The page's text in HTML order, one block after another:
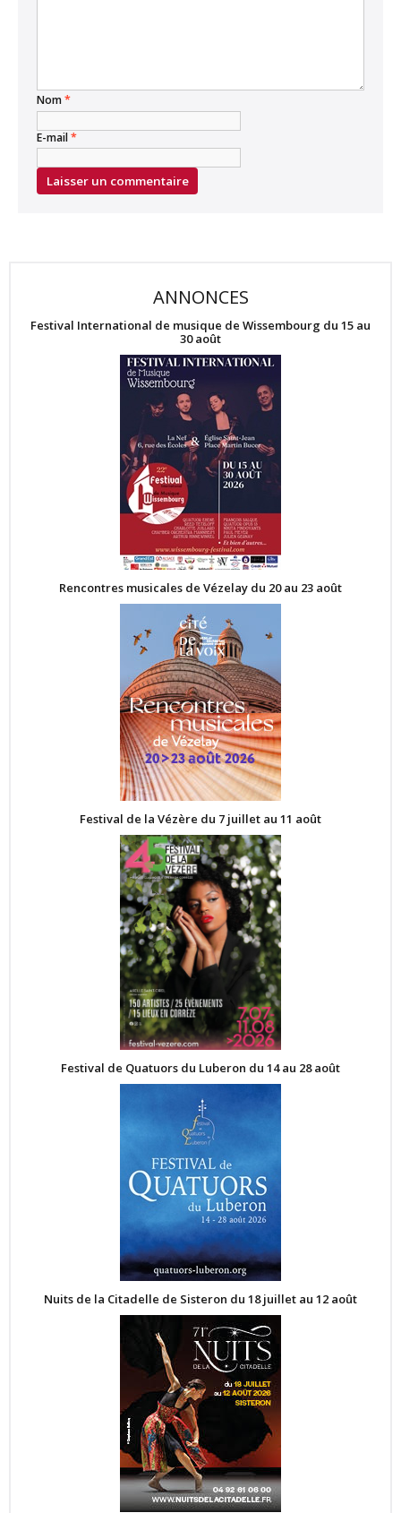
Nom*
E-mail*
ANNONCES
Festival International de musique de Wissembourg du 15 au
30 août
Rencontres musicales de Vézelay du 20 au 23 août
Festival de la Vézère du 7 juillet au 11 août
Festival de Quatuors du Luberon du 14 au 28 août
Nuits de la Citadelle de Sisteron du 18 juillet au 12 août